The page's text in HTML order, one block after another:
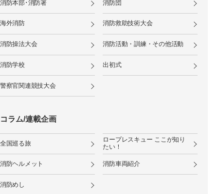
消防本部･消防署 消防団
海外消防 消防救助技術大会
消防操法大会 消防活動・訓練・その他活動
消防学校 出初式
警察官関連競技大会
コラム/連載企画
全国巡る旅
ロープレスキュー ここが知り
たい！
消防ヘルメット 消防車両紹介
消防めし